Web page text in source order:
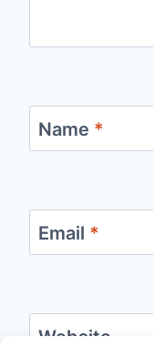
Name *
Email *
Website